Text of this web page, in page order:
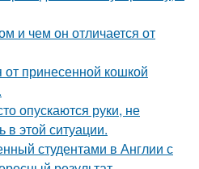
и чем он отличается от
от принесенной кошкой
опускаются руки, не
этой ситуации.
студентами в Англии с